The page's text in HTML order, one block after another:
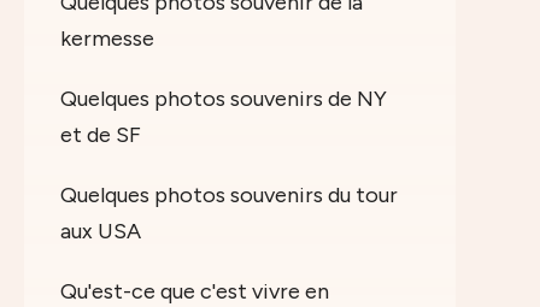
kermesse
Quelques photos souvenirs de NY
et de SF
Quelques photos souvenirs du tour
aux USA
Qu'est-ce que c'est vivre en